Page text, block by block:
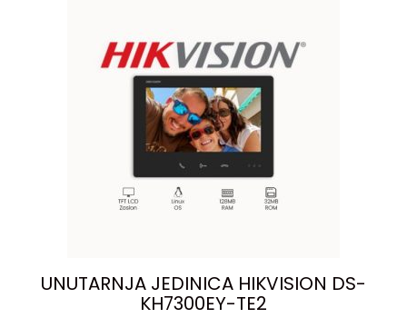
UNUTARNJA JEDINICA HIKVISION DS-
KH7300EY-TE2